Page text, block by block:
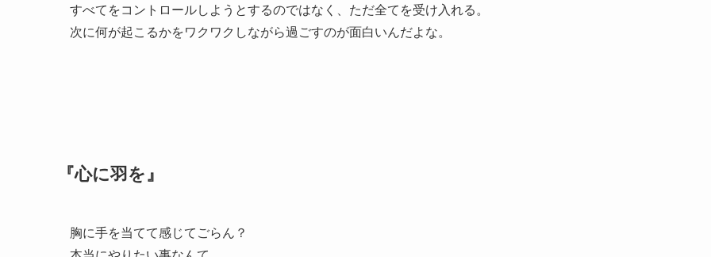
すべてをコントロールしようとするのではなく、ただ全てを受け入れる。
次に何が起こるかをワクワクしながら過ごすのが面白いんだよな。
『心に羽を』
胸に手を当てて感じてごらん？